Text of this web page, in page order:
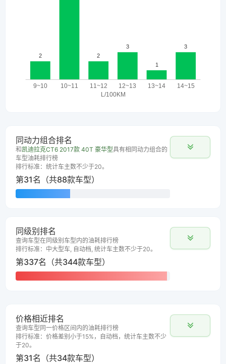
同动力组合排名
和 凯迪拉克CT6 2017款 40T 豪华型具有相同动力组合的
车型油耗排行榜
排行标准：统计车主数不少于20。
第31名（共88款车型）
同级别排名
查询车型在同级别车型内的油耗排行榜
排行标准：中大型车, 自动档, 统计车主数不少于20。
第337名（共344款车型）
价格相近排名
查询车型同一价格区间内的油耗排行榜
排行标准：价格差别小于15%，自动档，统计车主数不少
于20。
第31名（共34款车型）